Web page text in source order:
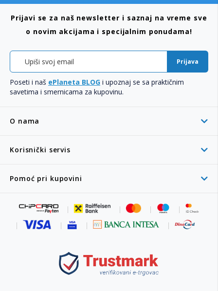
O nama
Korisnički servis
Pomoć pri kupovini
Prijavi se za naš newsletter i saznaj na vreme sve
o novim akcijama i specijalnim ponudama!
Prijava
Poseti i naš ePlaneta BLOG i upoznaj se sa praktičnim
savetima i smernicama za kupovinu.